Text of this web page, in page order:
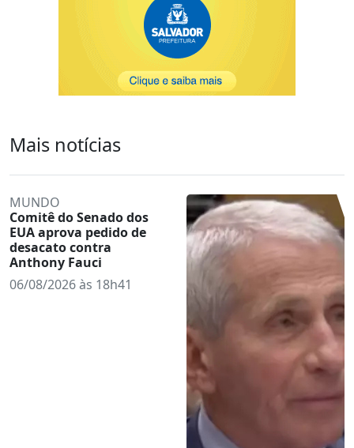
Mais notícias
MUNDO
Comitê do Senado dos
EUA aprova pedido de
desacato contra
Anthony Fauci
06/08/2026 às 18h41